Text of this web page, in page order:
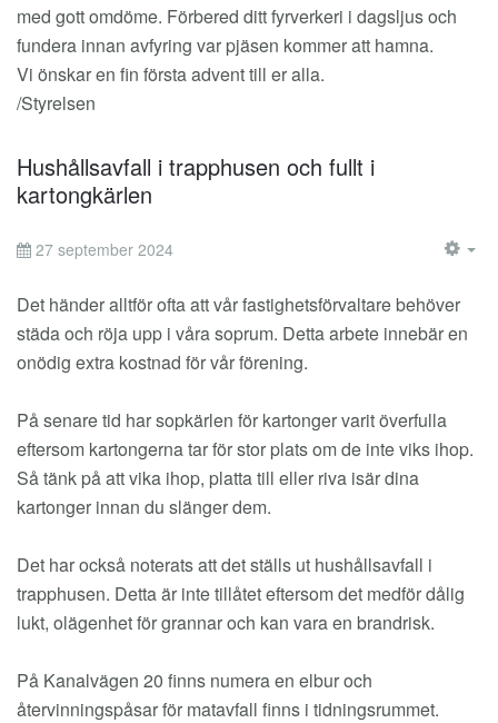
med gott omdöme. Förbered ditt fyrverkeri i dagsljus och
fundera innan avfyring var pjäsen kommer att hamna.
Vi önskar en fin första advent till er alla.
/Styrelsen
Hushållsavfall i trapphusen och fullt i
kartongkärlen
27 september 2024
Det händer alltför ofta att vår fastighetsförvaltare behöver
städa och röja upp i våra soprum. Detta arbete innebär en
onödig extra kostnad för vår förening.
På senare tid har sopkärlen för kartonger varit överfulla
eftersom kartongerna tar för stor plats om de inte viks ihop.
Så tänk på att vika ihop, platta till eller riva isär dina
kartonger innan du slänger dem.
Det har också noterats att det ställs ut hushållsavfall i
trapphusen. Detta är inte tillåtet eftersom det medför dålig
lukt, olägenhet för grannar och kan vara en brandrisk.
På Kanalvägen 20 finns numera en elbur och
återvinningspåsar för matavfall finns i tidningsrummet.